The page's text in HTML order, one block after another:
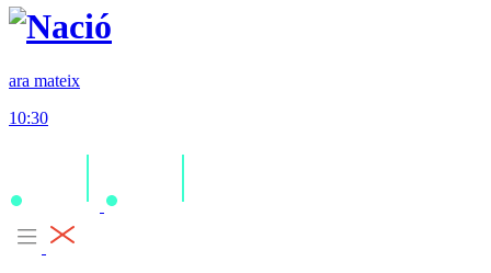
ara mateix
10:30